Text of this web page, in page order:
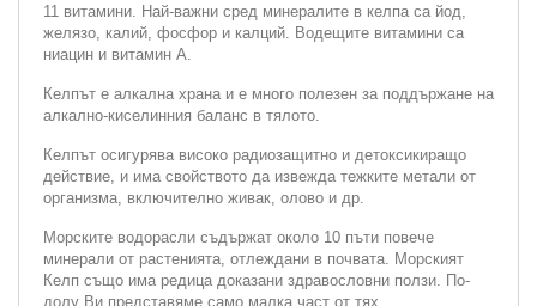
11 витамини. Най-важни сред минералите в келпа са йод,
желязо, калий, фосфор и калций. Водещите витамини са
ниацин и витамин А.
Келпът е алкална храна и е много полезен за поддържане на
алкално-киселинния баланс в тялото.
Келпът осигурява високо радиозащитно и детоксикиращо
действие, и има свойството да извежда тежките метали от
организма, включително живак, олово и др.
Морските водорасли съдържат около 10 пъти повече
минерали от растенията, отлеждани в почвата. Морският
Келп също има редица доказани здравословни ползи. По-
долу Ви представяме само малка част от тях.